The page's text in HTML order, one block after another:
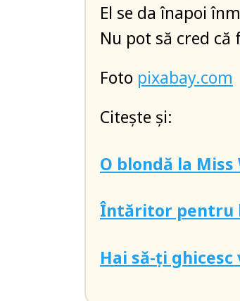
El se da înapoi
Nu pot să cred că
Foto pixabay.com
Citește și:
O blondă la Miss
Întăritor pentru
Hai să-ți